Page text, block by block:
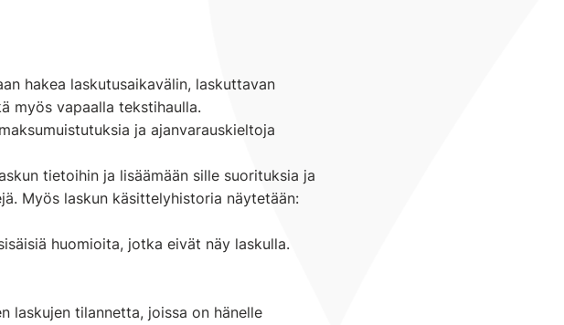
hakea laskutusaikavälin, laskuttavan
myös vapaalla tekstihaulla.
ja ajanvarauskieltoja
tietoihin ja lisäämään sille suorituksia ja
Myös laskun käsittelyhistoria näytetään:
huomioita, jotka eivät näy laskulla.
laskujen tilannetta, joissa on hänelle